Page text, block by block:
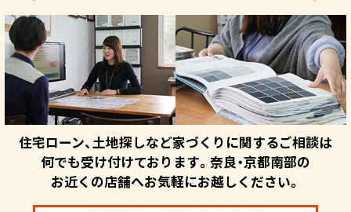
住宅ローン、土地探しなど家づくりに関するご相談は
何でも受け付けております。奈良・京都南部の
お近くの店舗へお気軽にお越しください。